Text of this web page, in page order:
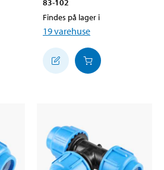
Findes på lager i
19varehuse